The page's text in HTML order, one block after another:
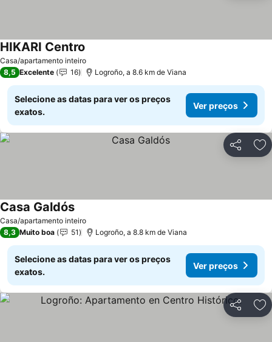
Casa/apartamento inteiro
HIKARI Centro
8,5 Excelente 16 Logroño, a 8.6 km de Viana
Selecione as datas para ver os preços
exatos.
Ver preços
Partilhar
Casa/apartamento inteiro
Casa Galdós
8,3 Muito boa 51 Logroño, a 8.8 km de Viana
Selecione as datas para ver os preços
exatos.
Ver preços
Partilhar